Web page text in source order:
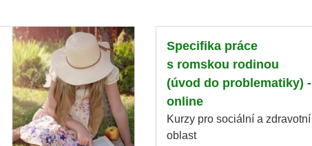
Specifika práce
s romskou rodinou
(úvod do problematiky) -
online
Kurzy pro sociální a zdravotní
oblast